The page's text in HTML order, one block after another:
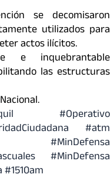
se decomisaron
utilizados para
actos ilícitos.
e inquebrantable
las estructuras
#Operativo
#atm
#MinDefensa
#MinDefensa
#1510am